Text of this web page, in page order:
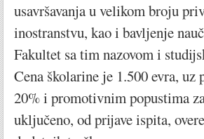
usavršavanja u velikom broju
inostranstvu, kao i bavljenje
Fakultet sa tim nazovom i
Cena školarine je 1.500 evra, uz
20% i promotivnim popustima
uključeno, od prijave ispita,